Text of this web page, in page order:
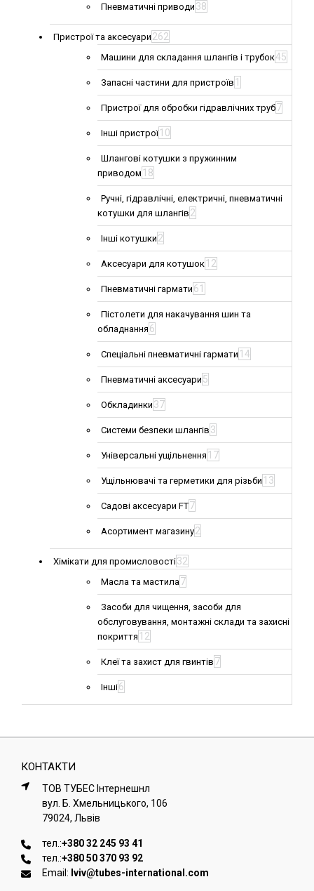
Пневматичні приводи 38
Пристрої та аксесуари 262
Машини для складання шлангів і трубок45
Запасні частини для пристроїв 1
Пристрої для обробки гідравлічних труб7
Інші пристрої 10
Шлангові котушки з пружинним
приводом 18
Ручні, гідравлічні, електричні, пневматичні
котушки для шлангів 2
Інші котушки 2
Аксесуари для котушок 12
Пневматичні гармати 61
Пістолети для накачування шин та
обладнання 6
Спеціальні пневматичні гармати 14
Пневматичні аксесуари 5
Обкладинки 37
Системи безпеки шлангів 3
Універсальні ущільнення 17
Ущільнювачі та герметики для різьби 13
Садові аксесуари FT7
Асортимент магазину2
Хімікати для промисловості32
Масла та мастила7
Засоби для чищення, засоби для
обслуговування, монтажні склади та захисні
покриття 12
Клеї та захист для гвинтів 7
Інші6
КОНТАКТИ
ТОВ ТУБЕС Iнтернешнл
вул. Б. Хмельницького, 106
79024, Львiв
тел.:+380 32 245 93 41
тел.:+380 50 370 93 92
Email: lviv@tubes-international.com